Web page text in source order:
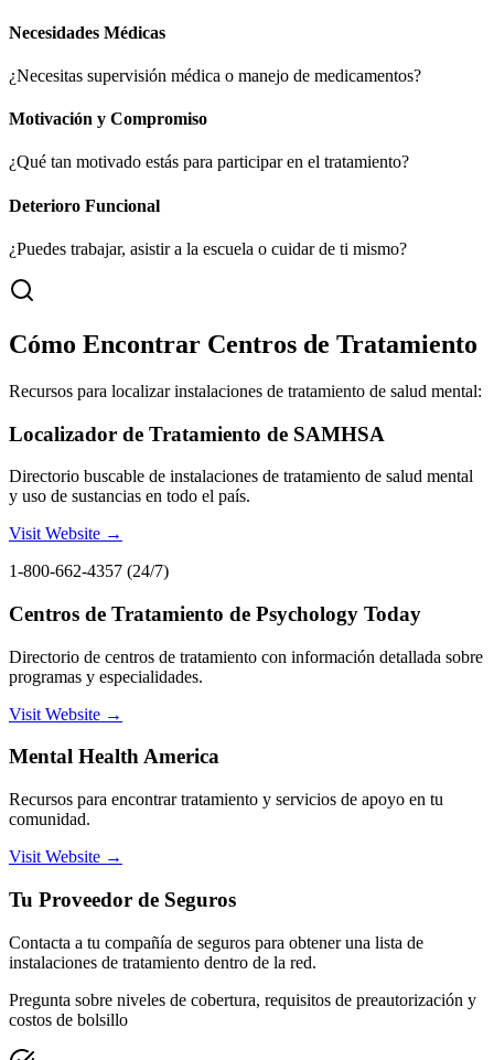
Necesidades Médicas
¿Necesitas supervisión médica o manejo de medicamentos?
Motivación y Compromiso
¿Qué tan motivado estás para participar en el tratamiento?
Deterioro Funcional
¿Puedes trabajar, asistir a la escuela o cuidar de ti mismo?
Cómo Encontrar Centros de Tratamiento
Recursos para localizar instalaciones de tratamiento de salud mental:
Localizador de Tratamiento de SAMHSA
Directorio buscable de instalaciones de tratamiento de salud mental
y uso de sustancias en todo el país.
Visit Website →
1-800-662-4357 (24/7)
Centros de Tratamiento de Psychology Today
Directorio de centros de tratamiento con información detallada sobre
programas y especialidades.
Visit Website →
Mental Health America
Recursos para encontrar tratamiento y servicios de apoyo en tu
comunidad.
Visit Website →
Tu Proveedor de Seguros
Contacta a tu compañía de seguros para obtener una lista de
instalaciones de tratamiento dentro de la red.
Pregunta sobre niveles de cobertura, requisitos de preautorización y
costos de bolsillo